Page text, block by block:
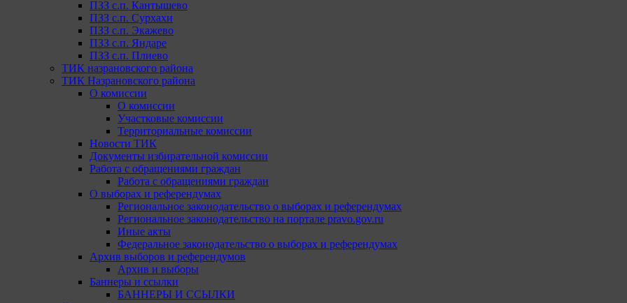
ПЗЗ с.п. Кантышево
ПЗЗ с.п. Сурхахи
ПЗЗ с.п. Экажево
ПЗЗ с.п. Яндаре
ПЗЗ с.п. Плиево
ТИК назрановского района
ТИК Назрановского района
О комиссии
О комиссии
Участковые комиссии
Территориальные комиссии
Новости ТИК
Документы избирательной комиссии
Работа с обращениями граждан
Работа с обращениями граждан
О выборах и референдумах
Региональное законодательство о выборах и референдумах
Региональное законодательство на портале pravo.gov.ru
Иные акты
Федеральное законодательство о выборах и референдумах
Архив выборов и референдумов
Архив и выборы
Баннеры и ссылки
БАННЕРЫ И ССЫЛКИ